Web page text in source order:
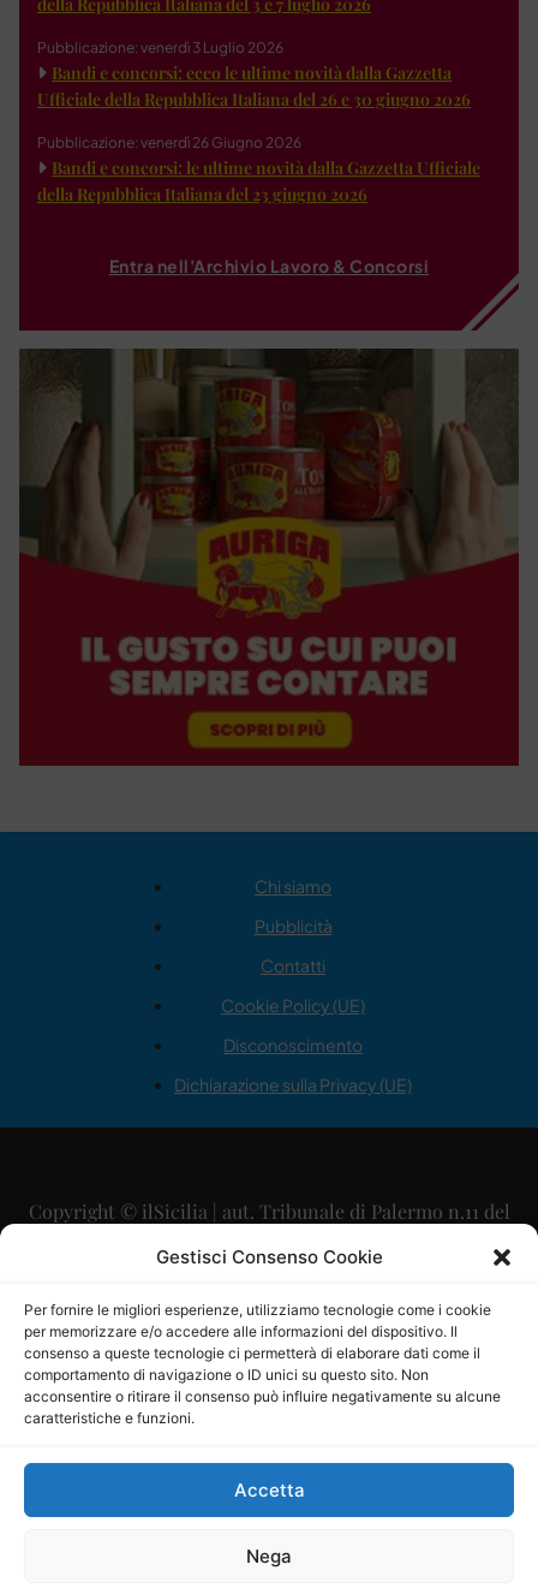
Gestisci Consenso Cookie
Per fornire le migliori esperienze, utilizziamo tecnologie come i cookie
per memorizzare e/o accedere alle informazioni del dispositivo. Il
consenso a queste tecnologie ci permetterà di elaborare dati come il
comportamento di navigazione o ID unici su questo sito. Non
acconsentire o ritirare il consenso può influire negativamente su alcune
caratteristiche e funzioni.
Accetta
Nega
della Repubblica Italiana del 3 e 7 luglio 2026
Pubblicazione: venerdì 3 Luglio 2026
Bandi e concorsi: ecco le ultime novità dalla Gazzetta
Ufficiale della Repubblica Italiana del 26 e 30 giugno 2026
Pubblicazione: venerdì 26 Giugno 2026
Bandi e concorsi: le ultime novità dalla Gazzetta Ufficiale
della Repubblica Italiana del 23 giugno 2026
Entra nell'Archivio Lavoro & Concorsi
Chi siamo
Pubblicità
Contatti
Cookie Policy (UE)
Disconoscimento
Dichiarazione sulla Privacy (UE)
Copyright © ilSicilia | aut. Tribunale di Palermo n.11 del
29/09/2015
Direttore Editoriale: Maurizio Scaglione
Direttore Responsabile: Maria Calabrese
P.IVA: 06334930820
Mercurio Comunicazione Società Cooperativa a r.l. è
iscritta al Registro degli Operatori di Comunicazione al